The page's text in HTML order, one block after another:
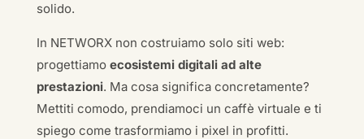
solido.
In NETWORX non costruiamo solo siti web:
progettiamo ecosistemi digitali ad alte
prestazioni. Ma cosa significa concretamente?
Mettiti comodo, prendiamoci un caffè virtuale e ti
spiego come trasformiamo i pixel in profitti.